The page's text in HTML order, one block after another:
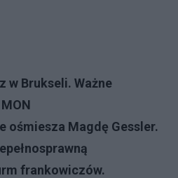
w Brukseli. Ważne
ośmiesza Magdę Gessler.
frankowiczów.